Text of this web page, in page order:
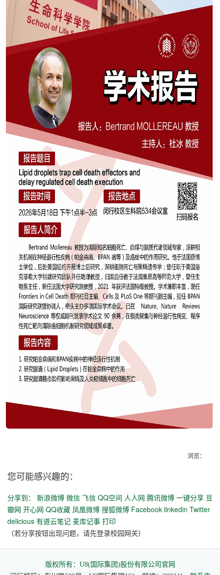
浏览：
您可能感兴趣的：
分享到： 新浪微博 微信 飞信 QQ空间 人人网 腾讯微博 一键分享 豆
瓣网 开心网 QQ收藏 凤凰微博 搜狐微博 Facebook linkedin Twitter
delicious 有道云笔记 麦库记事 打印
（若分享按钮出现问题，请先登录校园网关）
版权所有：U8(国际集团)股份有限公司官网